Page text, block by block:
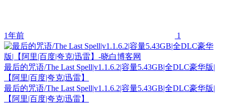
1年前 1
最后的咒语/The Last Spell|v1.1.6.2|容量5.43GB|全DLC豪华版|
【阿里|百度|夸克|迅雷】
最后的咒语/The Last Spell|v1.1.6.2|容量5.43GB|全DLC豪华版|
【阿里|百度|夸克|迅雷】